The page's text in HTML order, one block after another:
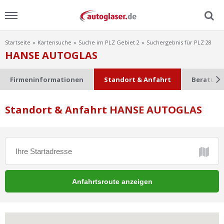
Menu
Home
Scheibensuche
Startseite Kartensuche Suche im PLZ Gebiet 2 Suchergebnis für PLZ 28
HANSE AUTOGLAS
Firmeninformationen Standort & Anfahrt
Standort & Anfahrt HANSE AUTOGLAS